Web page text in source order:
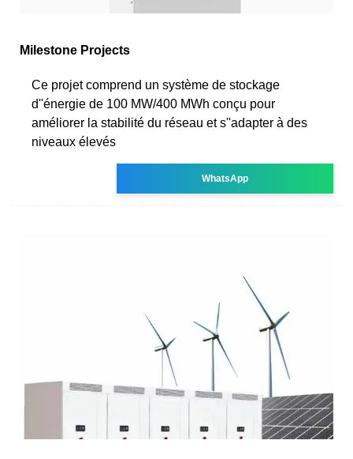
Milestone Projects
Ce projet comprend un système de stockage
d''énergie de 100 MW/400 MWh conçu pour
améliorer la stabilité du réseau et s''adapter à des
niveaux élevés
WhatsApp